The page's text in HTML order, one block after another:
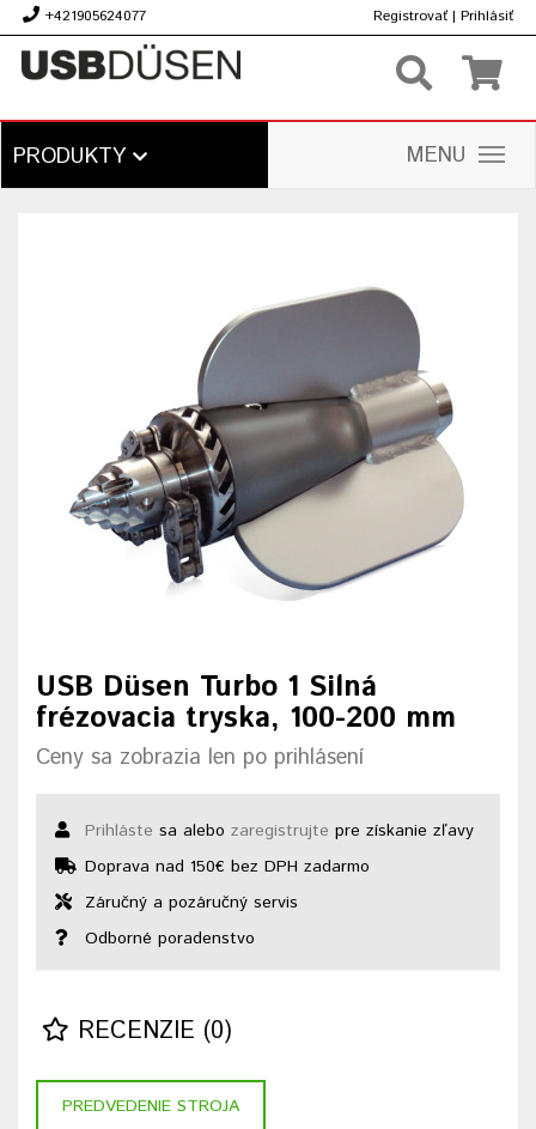
+421905624077 Registrovať | Prihlásiť
PRODUKTY MENU
USB Düsen Turbo 1 Silná
frézovacia tryska, 100-200 mm
Ceny sa zobrazia len po prihlásení
Prihláste sa alebo zaregistrujte pre získanie zľavy
Doprava nad 150€ bez DPH zadarmo
Záručný a pozáručný servis
Odborné poradenstvo
RECENZIE (0)
PREDVEDENIE STROJA